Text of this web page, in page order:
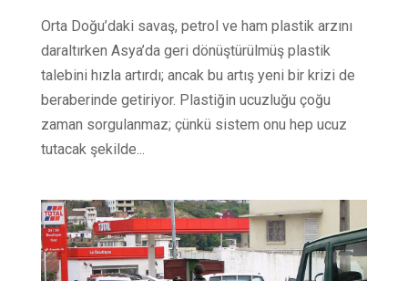
Orta Doğu’daki savaş, petrol ve ham plastik arzını
daraltırken Asya’da geri dönüştürülmüş plastik
talebini hızla artırdı; ancak bu artış yeni bir krizi de
beraberinde getiriyor. Plastiğin ucuzluğu çoğu
zaman sorgulanmaz; çünkü sistem onu hep ucuz
tutacak şekilde...